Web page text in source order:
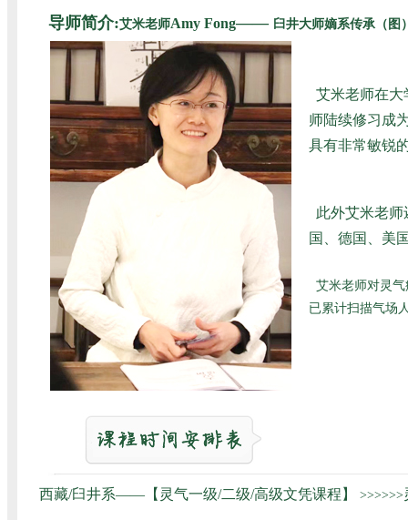
导师简介:艾米老师Amy Fong—— 臼井大师嫡系传承（图
艾米老师在大
师陆续修习成
具有非常敏锐
此外艾米老
国、德国、美
艾米老师对灵
已累计扫描气场
西藏/臼井系——【灵气一级/二级/高级文凭课程】 >>>>>>